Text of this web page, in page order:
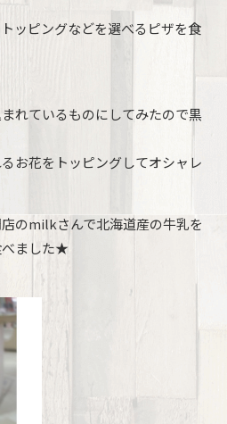
ッピングなどを選べるピザを食
れているものにしてみたので黒
お花をトッピングしてオシャレ
のmilkさんで北海道産の牛乳を
べました★